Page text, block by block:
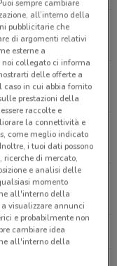
Tapogliano
Al Natisone
Tutti i negozi Echo
sempre cambiare
all’interno della
pubblicitarie che
di argomenti relativi
esterne a
noi collegato ci informa
delle offerte a
caso in cui abbia fornito
prestazioni della
raccolte e
la connettività e
come meglio indicato
i tuoi dati possono
ricerche di mercato,
e analisi delle
momento
all'interno della
visualizzare annunci
e probabilmente non
cambiare idea
all'interno della